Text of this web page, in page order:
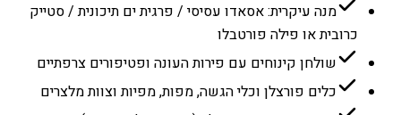
מנה עיקרית: אסאדו עסיסי / פרגית ים תיכונית / סטייק
כרובית או פילה פורטבלו
שולחן קינוחים עם פירות העונה ופטיפורים צרפתיים
כלים פורצלן וכלי הגשה, מפות, מפיות וצוות מלצרים